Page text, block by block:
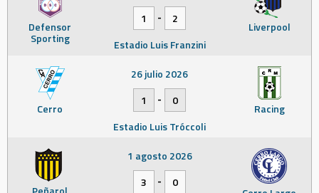
Defensor
Sporting
Liverpool
1
-
2
Estadio Luis Franzini
Cerro Racing
26 julio 2026
1
-
0
Estadio Luis Tróccoli
1 agosto 2026
3
- 0